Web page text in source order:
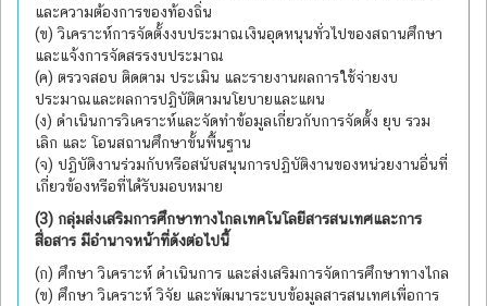
และความต้องการของท้องถิ่น
(ข) วิเคราะห์การจัดตั้งงบประมาณเงินอุดหนุนทั่วไปของสถานศึกษา
และแจ้งการจัดสรรงบประมาณ
(ค) ตรวจสอบ ติดตาม ประเมิน และรายงานผลการใช้จ่ายงบ
ประมาณและผลการปฏิบัติตามนโยบายและแผน
(ง) ดำเนินการวิเคราะห์และจัดทำข้อมูลเกี่ยวกับการจัดตั้ง ยุบ รวม
เลิก และ โอนสถานศึกษาขั้นพื้นฐาน
(จ) ปฏิบัติงานร่วมกับหรือสนับสนุนการปฏิบัติงานของหน่วยงานอื่นที่
เกี่ยวข้องหรือที่ได้รับมอบหมาย
(3) กลุ่มส่งเสริมการศึกษาทางไกลเทคโนโลยีสารสนเทศและการ
สื่อสาร มีอำนาจหน้าที่ดังต่อไปนี้
(ก) ศึกษา วิเคราะห์ ดำเนินการ และส่งเสริมการจัดการศึกษาทางไกล
(ข) ศึกษา วิเคราะห์ วิจัย และพัฒนาระบบข้อมูลสารสนเทศเพื่อการ